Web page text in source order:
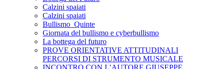
Calzini spaiati
Calzini spaiati
Bullismo_Quinte
Giornata del bullismo e cyberbullismo
La bottega del futuro
PROVE ORIENTATIVE ATTITUDINALI
PERCORSI DI STRUMENTO MUSICALE